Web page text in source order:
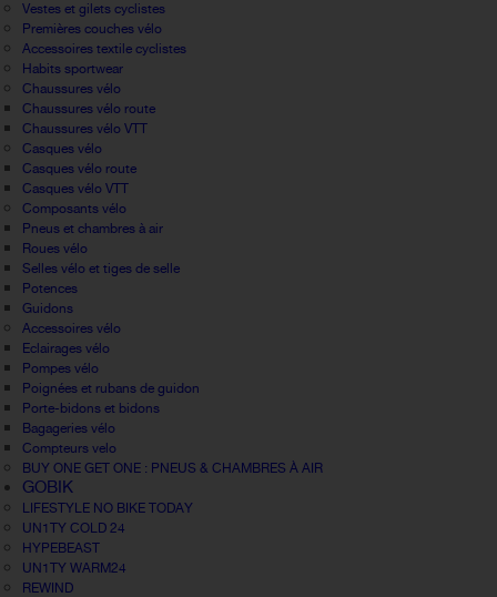
Vestes et gilets cyclistes
Premières couches vélo
Accessoires textile cyclistes
Habits sportwear
Chaussures vélo
Chaussures vélo route
Chaussures vélo VTT
Casques vélo
Casques vélo route
Casques vélo VTT
Composants vélo
Pneus et chambres à air
Roues vélo
Selles vélo et tiges de selle
Potences
Guidons
Accessoires vélo
Eclairages vélo
Pompes vélo
Poignées et rubans de guidon
Porte-bidons et bidons
Bagageries vélo
Compteurs velo
BUY ONE GET ONE : PNEUS & CHAMBRES À AIR
GOBIK
LIFESTYLE NO BIKE TODAY
UN1TY COLD 24
HYPEBEAST
UN1TY WARM24
REWIND